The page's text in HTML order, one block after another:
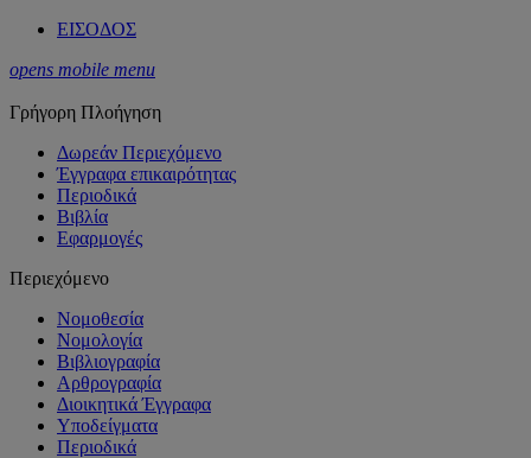
ΕΙΣΟΔΟΣ
opens mobile menu
Γρήγορη Πλοήγηση
Δωρεάν Περιεχόμενο
Έγγραφα επικαιρότητας
Περιοδικά
Βιβλία
Εφαρμογές
Περιεχόμενο
Νομοθεσία
Νομολογία
Βιβλιογραφία
Αρθρογραφία
Διοικητικά Έγγραφα
Υποδείγματα
Περιοδικά